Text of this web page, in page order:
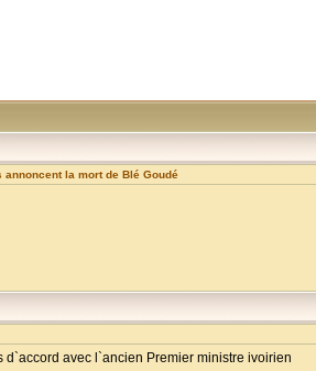
annoncent la mort de Blé Goudé
avec l`ancien Premier ministre ivoirien